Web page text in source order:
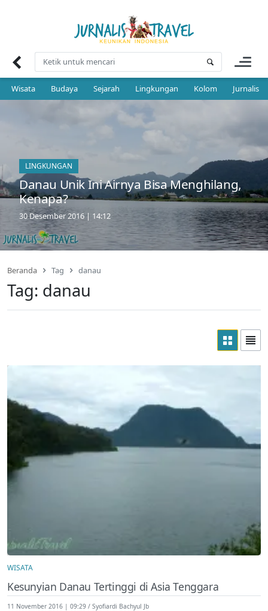
Wisata Budaya Sejarah Lingkungan Kolom Jurnalis
LINGKUNGAN
Danau Unik Ini Airnya Bisa Menghilang,
Kenapa?
30 Desember 2016 | 14:12
Beranda Tag danau
Tag: danau
WISATA
Kesunyian Danau Tertinggi di Asia Tenggara
11 November 2016 | 09:29 Syofiardi Bachyul Jb